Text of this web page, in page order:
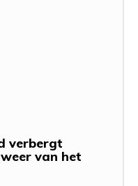
verbergt
van het